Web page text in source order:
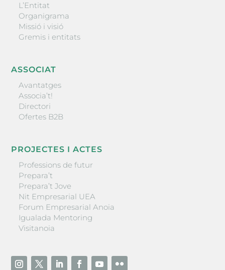
L’Entitat
Organigrama
Missió i visió
Gremis i entitats
ASSOCIAT
Avantatges
Associa’t!
Directori
Ofertes B2B
PROJECTES I ACTES
Professions de futur
Prepara’t
Prepara’t Jove
Nit Empresarial UEA
Forum Empresarial Anoia
Igualada Mentoring
Visitanoia